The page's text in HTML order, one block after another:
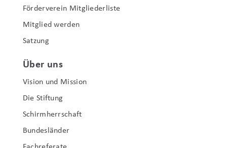
Förderverein Mitgliederliste
Mitglied werden
Satzung
Über uns
Vision und Mission
Die Stiftung
Schirmherrschaft
Bundesländer